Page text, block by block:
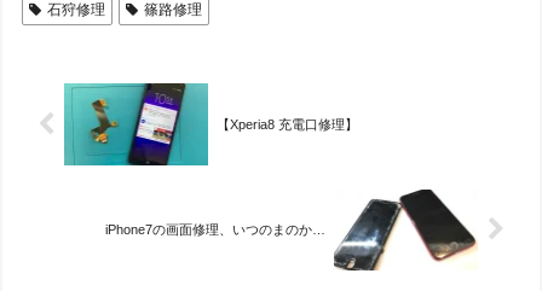
石狩修理
篠路修理
【Xperia8 充電口修理】
iPhone7の画面修理、いつのまのか…